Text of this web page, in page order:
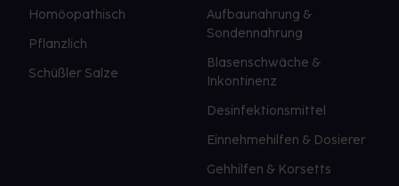
Homöopathisch
Pflanzlich
Schüßler Salze
Aufbaunahrung &
Sondennahrung
Blasenschwäche &
Inkontinenz
Desinfektionsmittel
Einnehmehilfen & Dosierer
Gehhilfen & Korsetts